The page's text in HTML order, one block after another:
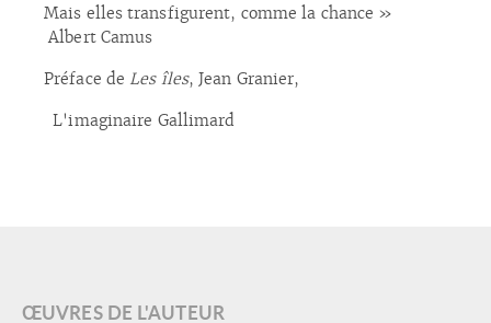
Mais elles transfigurent, comme la chance »
Albert Camus
Préface de Les îles, Jean Granier,
L'imaginaire Gallimard
ŒUVRES DE L'AUTEUR